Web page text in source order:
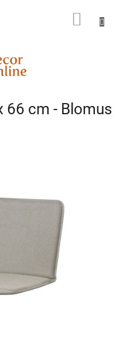
KOSÁR
66 cm - Blomus